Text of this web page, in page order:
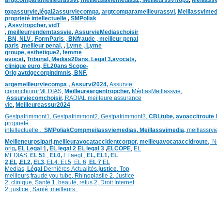
topassurvie, légal2assurviecompa, argtcomparameilleurassvi,
proprieté intellectuelle , SMPoliak
, Assvtropcher, vidT
, meilleurrendemtassvie, AssurvieMediaschoisir
, BN, NLV , FormParis , BNfraude , meilleur penal
paris ,meilleur penal, , Lyme , Lyme
groupe, esthetique2, femme
avocat, Tribunal, Medias20ans, Legal 3,avocats,
clinique euro, EL20ans Scope-
Orig avtdgecorpindmnis, BNF,
argemeilleurviecompa , Assurvi2024, Assurvie:
commchoirurMEDIAS, Meilleureargentropcher, MédiasMeillassvie,
Assurviecomchoisir, RADIAL meilleure assurance
vie, Meilleureassur2024
Gestpatrimmont1, Gestpatrimmont2, Gestpatrimmont3, CBLtube, avoaccitroute
proprieté
intellectuelle , SMPoliakCompmeilassviemedias, Meillassvimedia,
Meilleneurpsipari,meilleuravocataccidentcorpor, meilleuavocataccidroute,
orig, EL Legal 1, EL legal 2 EL legal 3 ,ELCOPE, EL
MEDIAS, EL 51 , EL0, ELaegt , EL, EL1, EL
2,EL ,EL2, EL3, EL4, EL5, EL 6, EL 7 EL
Medias, Légal Dernières Actualités,justice, Top
meilleurs,fraude you tube, Rhinoplastie 2, Justice
2, clinique, Santé 1, beauté, refus 2, Droit Internet
2, justice , Santé ,meilleurs,